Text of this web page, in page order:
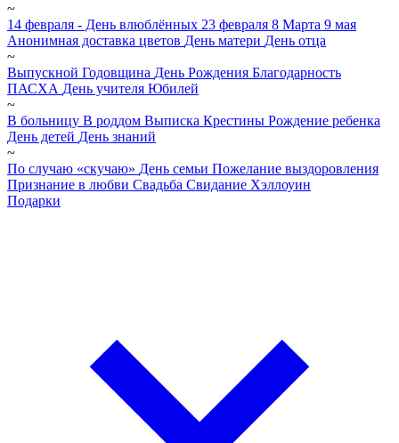
~
14 февраля - День влюблённых 23 февраля 8 Марта 9 мая
Анонимная доставка цветов День матери День отца
~
Выпускной Годовщина День Рождения Благодарность
ПАСХА День учителя Юбилей
~
В больницу В роддом Выписка Крестины Рождение ребенка
День детей День знаний
~
По случаю «скучаю» День семьи Пожелание выздоровления
Признание в любви Свадьба Свидание Хэллоуин
Подарки